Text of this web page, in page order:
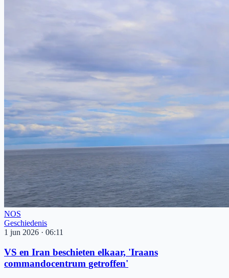
NOS
Geschiedenis
1 jun 2026 · 06:11
VS en Iran beschieten elkaar, 'Iraans
commandocentrum getroffen'